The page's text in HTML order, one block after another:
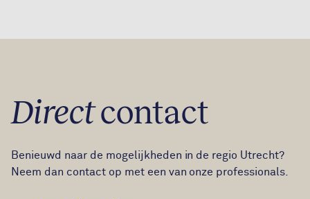
Directcontact
Benieuwd naar de mogelijkheden in de regio Utrecht?
Neem dan contact op met een van onze professionals.